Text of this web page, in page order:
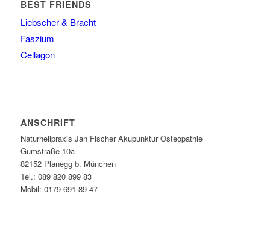
BEST FRIENDS
Liebscher & Bracht
Faszium
Cellagon
ANSCHRIFT
Naturheilpraxis Jan Fischer Akupunktur Osteopathie
Gumstraße 10a
82152 Planegg b. München
Tel.: 089 820 899 83
Mobil: 0179 691 89 47